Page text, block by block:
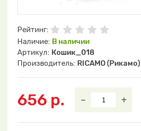
Рейтинг:
Наличие: В наличии
Артикул: Кошик_018
Производитель: RICAMO (Рикамо)
656 р. – +